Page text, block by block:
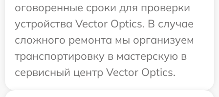
оговоренные сроки для проверки
устройства Vector Optics. В случае
сложного ремонта мы организуем
транспортировку в мастерскую в
сервисный центр Vector Optics.